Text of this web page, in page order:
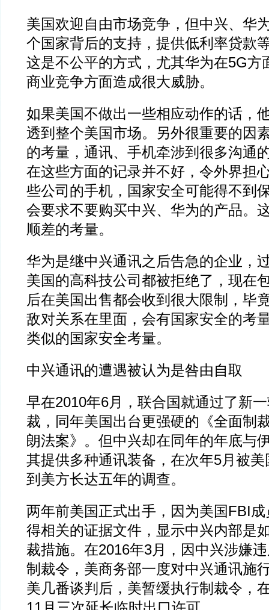
美国欢迎自由市场竞争，但中兴、华
个国家背后的支持，提供低利率贷款
这是不公平的方式，尤其华为在5G方
商业竞争方面造成很大威胁。
如果美国不做出一些相应动作的话，
透到整个美国市场。另外很重要的因
的考量，通讯、手机牵涉到很多沟通
在这些方面的记录并不好，令外界担
些公司的手机，国家安全可能得不到
会要求不要购买中兴、华为的产品。
顺差的考量。
华为是继中兴通讯之后告急的企业，
美国的高科技公司都被拒绝了，现在
后在美国出售都会收到很大限制，毕
敌对关系在里面，会有国家安全的考
类似的国家安全考量。
中兴通讯的遭遇被认为是咎由自取
早在2010年6月，联合国就通过了新
裁，同年美国出台更强硬的《全面制
朗法案》。但中兴却在同年的年底与
其提供多种通讯装备，在次年5月被
到美方长达五年的调查。
两年前美国正式出手，因为美国FBI
得相关的证据文件，显示中兴内部是
裁措施。在2016年3月，因中兴涉嫌
制裁令，美商务部一度对中兴通讯施
美几番谈判后，美暂缓执行制裁令，